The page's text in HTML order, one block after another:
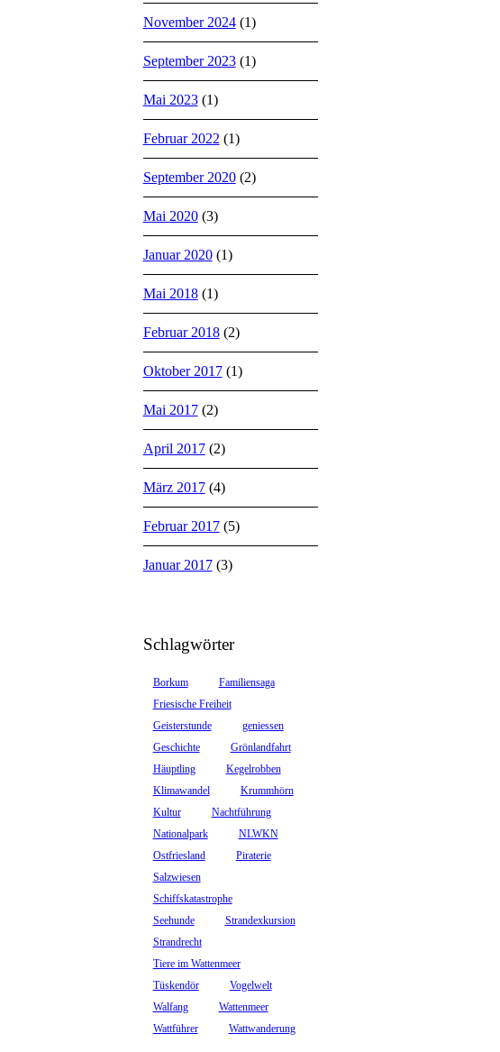
November 2024(1)
September 2023(1)
Mai 2023(1)
Februar 2022 (1)
September 2020(2)
Mai 2020(3)
Januar 2020(1)
Mai 2018(1)
Februar 2018(2)
Oktober 2017(1)
Mai 2017(2)
April 2017(2)
März 2017(4)
Februar 2017(5)
Januar 2017(3)
Schlagwörter
Borkum
Familiensaga
Friesische Freiheit
Geisterstunde
geniessen
Geschichte
Grönlandfahrt
Häuptling
Kegelrobben
Klimawandel
Krummhörn
Kultur
Nachtführung
Nationalpark
NLWKN
Ostfriesland
Piraterie
Salzwiesen
Schiffskatastrophe
Seehunde
Strandexkursion
Strandrecht
Tiere im Wattenmeer
Tüskendör
Vogelwelt
Walfang
Wattenmeer
Wattführer
Wattwanderung